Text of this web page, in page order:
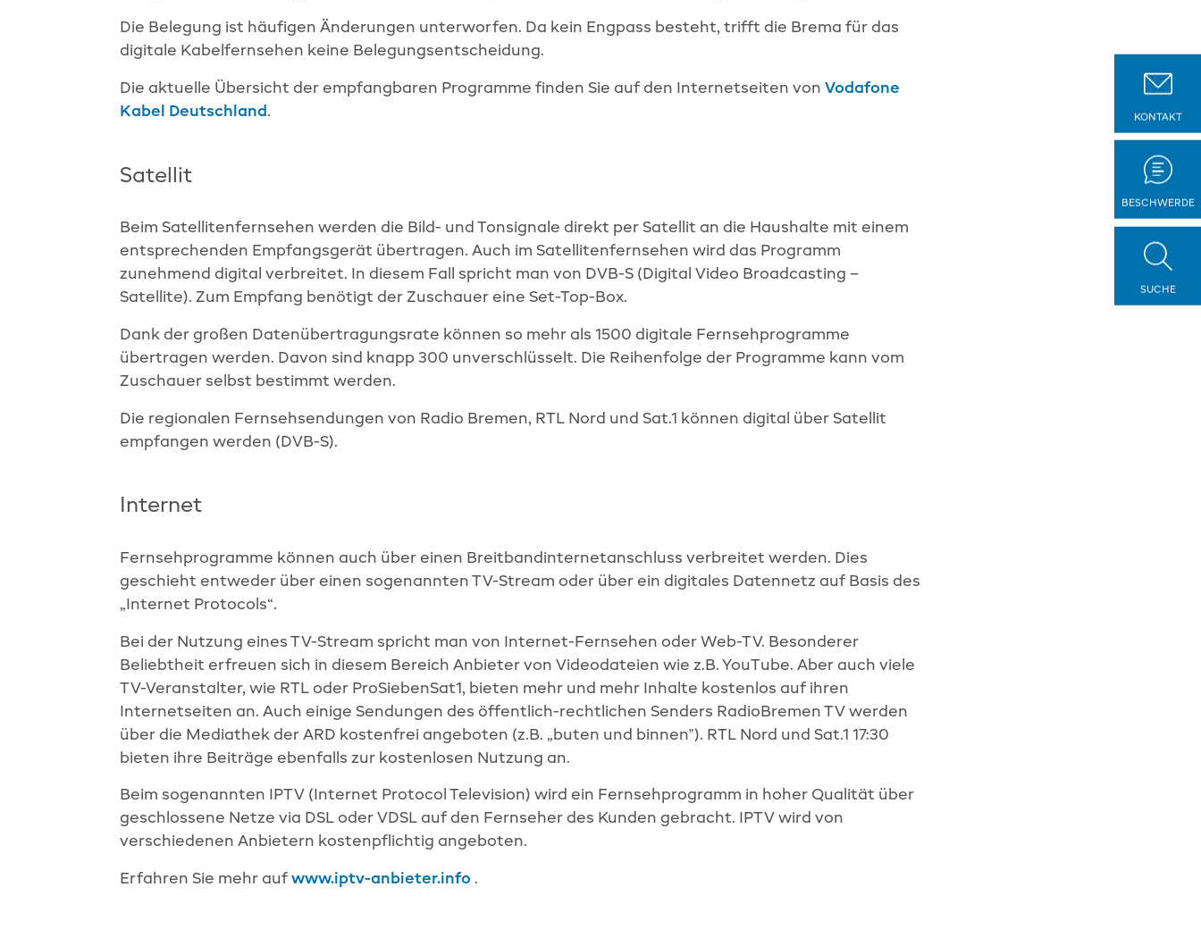
Die Belegung ist häufigen Änderungen unterworfen. Da kein Engpass besteht, trifft die Brema für das
digitale Kabelfernsehen keine Belegungsentscheidung.
Die aktuelle Übersicht der empfangbaren Programme finden Sie auf den Internetseiten vonVodafone
Kabel Deutschland .
Satellit
Beim Satellitenfernsehen werden die Bild- und Tonsignale direkt per Satellit an die Haushalte mit einem
entsprechenden Empfangsgerät übertragen. Auch im Satellitenfernsehen wird das Programm
zunehmend digital verbreitet. In diesem Fall spricht man von DVB-S (Digital Video Broadcasting –
Satellite). Zum Empfang benötigt der Zuschauer eine Set-Top-Box.
Dank der großen Datenübertragungsrate können so mehr als 1500 digitale Fernsehprogramme
übertragen werden. Davon sind knapp 300 unverschlüsselt. Die Reihenfolge der Programme kann vom
Zuschauer selbst bestimmt werden.
Die regionalen Fernsehsendungen von Radio Bremen, RTL Nord und Sat.1 können digital über Satellit
empfangen werden (DVB-S).
Internet
Fernsehprogramme können auch über einen Breitbandinternetanschluss verbreitet werden. Dies
geschieht entweder über einen sogenannten TV-Stream oder über ein digitales Datennetz auf Basis des
„Internet Protocols“.
Bei der Nutzung eines TV-Stream spricht man von Internet-Fernsehen oder Web-TV. Besonderer
Beliebtheit erfreuen sich in diesem Bereich Anbieter von Videodateien wie z.B. YouTube. Aber auch viele
TV-Veranstalter, wie RTL oder ProSiebenSat1, bieten mehr und mehr Inhalte kostenlos auf ihren
Internetseiten an. Auch einige Sendungen des öffentlich-rechtlichen Senders RadioBremen TV werden
über die Mediathek der ARD kostenfrei angeboten (z.B. „buten und binnen‟). RTL Nord und Sat.1 17:30
bieten ihre Beiträge ebenfalls zur kostenlosen Nutzung an.
Beim sogenannten IPTV (Internet Protocol Television) wird ein Fernsehprogramm in hoher Qualität über
geschlossene Netze via DSL oder VDSL auf den Fernseher des Kunden gebracht. IPTV wird von
verschiedenen Anbietern kostenpflichtig angeboten.
Erfahren Sie mehr aufwww.iptv-anbieter.info .
KONTAKT
BESCHWERDE
SUCHE